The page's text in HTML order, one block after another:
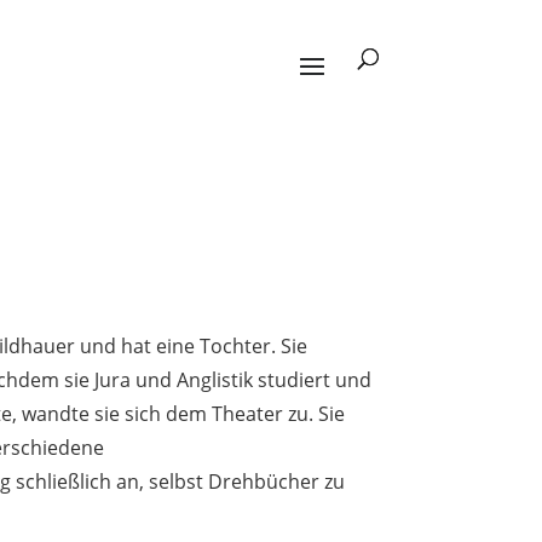
und hat eine Tochter. Sie
sie Jura und Anglistik studiert und
wandte sie sich dem Theater zu. Sie
schließlich an, selbst Drehbücher zu